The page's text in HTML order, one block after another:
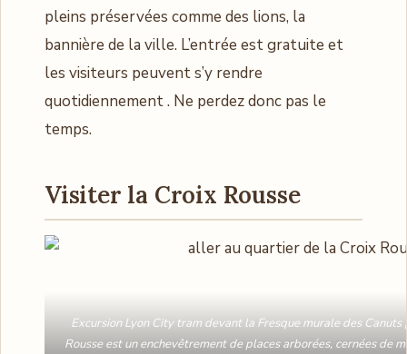
pleins préservées comme des lions, la
bannière de la ville. L’entrée est gratuite et
les visiteurs peuvent s’y rendre
quotidiennement . Ne perdez donc pas le
temps.
Visiter la Croix Rousse
Excursion Lyon City tram devant la Fresque murale des
Rousse est un enchevêtrement de places arborées, cernées de